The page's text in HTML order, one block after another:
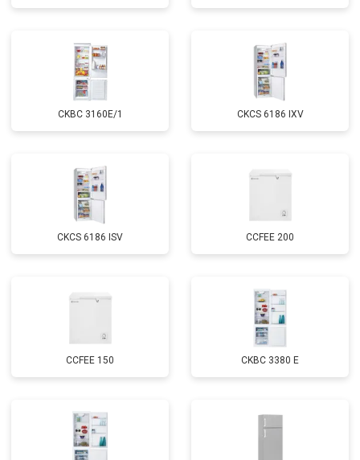
CKBC 3160E/1 CKCS 6186 IXV
CKCS 6186 ISV CCFEE 200
CCFEE 150 CKBC 3380 E